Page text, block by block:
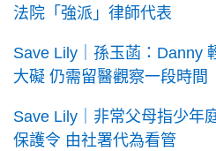
法院「強派」律師代表
Save Lily｜孫玉菡：Danny
大礙 仍需留醫觀察一段時間
Save Lily｜非常父母指少年
保護令 由社署代為看管